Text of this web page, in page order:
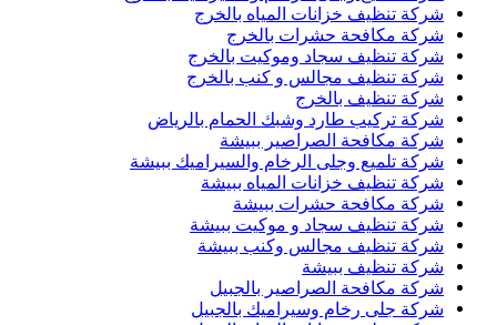
شركة تنظيف خزانات المياه بالخرج
شركة مكافحة حشرات بالخرج
شركة تنظيف سجاد وموكيت بالخرج
شركة تنظيف مجالس و كنب بالخرج
شركة تنظيف بالخرج
شركة تركيب طارد وشبك الحمام بالرياض
شركة مكافحة الصراصير ببيشة
شركة تلميع وجلى الرخام والسيراميك ببيشة
شركة تنظيف خزانات المياه ببيشة
شركة مكافحة حشرات ببيشة
شركة تنظيف سجاد و موكيت ببيشة
شركة تنظيف مجالس وكنب ببيشة
شركة تنظيف ببيشة
شركة مكافحة الصراصير بالجبيل
شركة جلى رخام وسيراميك بالجبيل